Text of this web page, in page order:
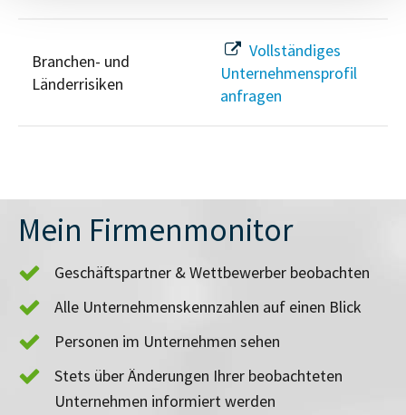
Branchen- und
Länderrisiken
Vollständiges
Unternehmensprofil
anfragen
Mein Firmenmonitor
Geschäftspartner & Wettbewerber beobachten
Alle Unternehmenskennzahlen auf einen Blick
Personen im Unternehmen sehen
Stets über Änderungen Ihrer beobachteten
Unternehmen informiert werden